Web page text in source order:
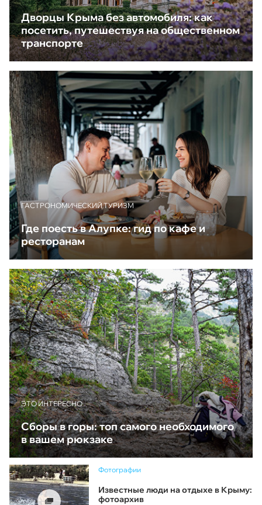
Дворцы Крыма без автомобиля: как
посетить, путешествуя на общественном
транспорте
ГАСТРОНОМИЧЕСКИЙ ТУРИЗМ
Где поесть в Алупке: гид по кафе и
ресторанам
ЭТО ИНТЕРЕСНО
Сборы в горы: топ самого необходимого
в вашем рюкзаке
Фотографии
Известные люди на отдыхе в Крыму:
фотоархив